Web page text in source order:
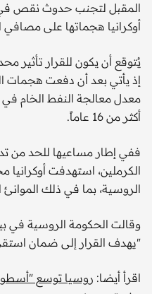
المقبل لتجنب حدوث نقص في
أوكرانيا هجماتها على مصافي
يُتوقع أن يكون للقرار تأثير
إذ يأتي بعد أن دفعت هجمات
معدل معالجة النفط الخام
أكثر من 16 عاماً.
ففي إطار مساعيها للحد من
الكرملين، استهدفت
الروسية، بما في ذلك الموانئ
وقالت الحكومة الروسية في
"يهدف القرار إلى ضمان
اقرأ أيضا: روسيا توسع